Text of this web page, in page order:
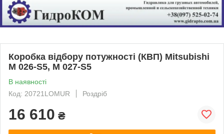
Коробка відбору потужності (КВП) Mitsubishi
M 026-S5, M 027-S5
В наявності
Код: 20721LOMUR
Роздріб
16 610 ₴